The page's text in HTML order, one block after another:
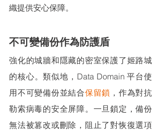
織提供安心保障。
不可變備份作為防護盾
強化的城牆和隱藏的密室保護了姬路城
的核心。類似地，Data Domain 平台使
用不可變備份並結合保留鎖 ，作為對抗
勒索病毒的安全屏障。一旦鎖定，備份
無法被篡改或刪除，阻止了對恢復選項